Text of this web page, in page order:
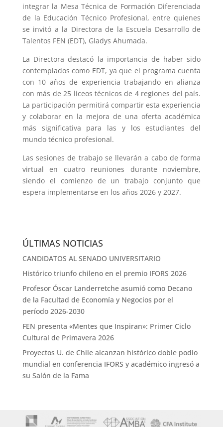
integrar la Mesa Técnica de Formación Diferenciada
de la Educación Técnico Profesional, entre quienes
se invitó a la Directora de la Escuela Desarrollo de
Talentos FEN (EDT), Gladys Ahumada.
La Directora destacó la importancia de haber sido
contemplados como EDT, ya que el programa cuenta
con 10 años de experiencia trabajando en alianza
con más de 25 liceos técnicos de 4 regiones del país.
La participación permitirá compartir esta experiencia
y colaborar en la mejora de una oferta académica
más significativa para las y los estudiantes del
mundo técnico profesional.
Las sesiones de trabajo se llevarán a cabo de forma
virtual en cuatro reuniones durante noviembre,
siendo el comienzo de un trabajo conjunto que
espera implementarse en los años 2026 y 2027.
ÚLTIMAS NOTICIAS
CANDIDATOS AL SENADO UNIVERSITARIO
Histórico triunfo chileno en el premio IFORS 2026
Profesor Óscar Landerretche asumió como Decano
de la Facultad de Economía y Negocios por el
período 2026-2030
FEN presenta «Mentes que Inspiran»: Primer Ciclo
Cultural de Primavera 2026
Proyectos U. de Chile alcanzan histórico doble podio
mundial en conferencia IFORS y académico ingresó a
su Salón de la Fama